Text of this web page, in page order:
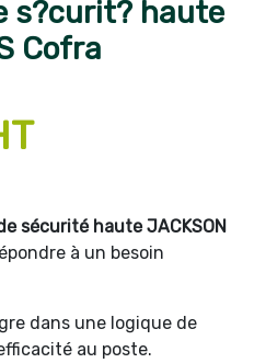
s?curit? haute
Cofra
sécurité haute JACKSON
à un besoin
dans une logique de
au poste.